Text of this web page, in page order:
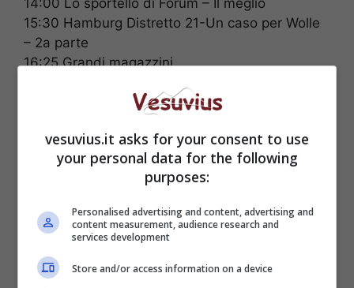
15:30 Hamburg Distretto 21-Un caso per Wolle
– 2a parte
16:25 Grandi magazzini
19:45 TG4 L’ultima ora – Meteo.it
20:27 Controcorrente
20:30 Messaggio di fine anno del Presidente
della Repubblica Sergio Mattarella
20:50 Controcorrente
21:32 Le Comiche
23:38 La fabbrica del sorriso – Una storia
speciale
vesuvius.it asks for your consent to use
your personal data for the following
purposes:
Personalised advertising and content, advertising and
content measurement, audience research and
services development
Store and/or access information on a device